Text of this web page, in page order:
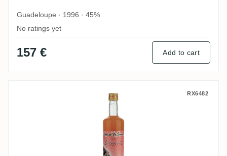
Guadeloupe · 1996 · 45%
No ratings yet
157 € Add to cart
Domaine de Séverin Punch GoyaveRX6482